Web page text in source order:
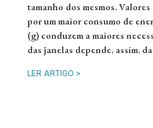
tamanho dos mesmos.
por um maior consumo de
(g) conduzem a maiores
das janelas depende, assim,
LER ARTIGO >